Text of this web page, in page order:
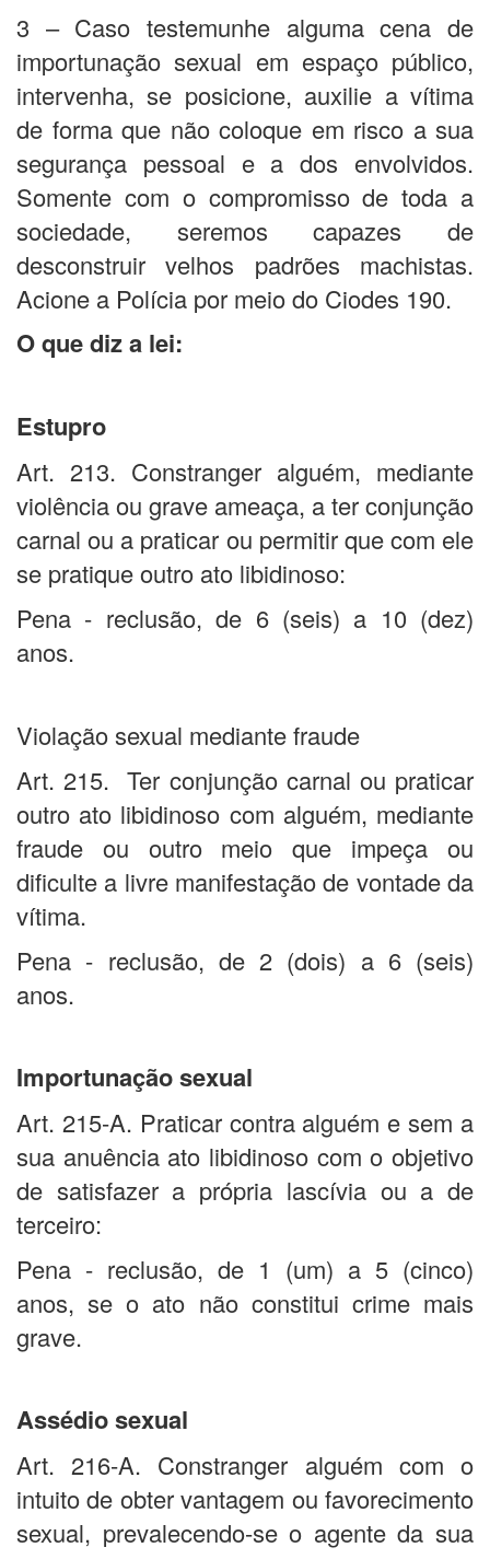
3 – Caso testemunhe alguma cena de
importunação sexual em espaço público,
intervenha, se posicione, auxilie a vítima
de forma que não coloque em risco a sua
segurança pessoal e a dos envolvidos.
Somente com o compromisso de toda a
sociedade, seremos capazes de
desconstruir velhos padrões machistas.
Acione a Polícia por meio do Ciodes 190.
O que diz a lei:
Estupro
Art. 213. Constranger alguém, mediante
violência ou grave ameaça, a ter conjunção
carnal ou a praticar ou permitir que com ele
se pratique outro ato libidinoso:
Pena - reclusão, de 6 (seis) a 10 (dez)
anos.
Violação sexual mediante fraude
Art. 215. Ter conjunção carnal ou praticar
outro ato libidinoso com alguém, mediante
fraude ou outro meio que impeça ou
dificulte a livre manifestação de vontade da
vítima.
Pena - reclusão, de 2 (dois) a 6 (seis)
anos.
Importunação sexual
Art. 215-A. Praticar contra alguém e sem a
sua anuência ato libidinoso com o objetivo
de satisfazer a própria lascívia ou a de
terceiro:
Pena - reclusão, de 1 (um) a 5 (cinco)
anos, se o ato não constitui crime mais
grave.
Assédio sexual
Art. 216-A. Constranger alguém com o
intuito de obter vantagem ou favorecimento
sexual, prevalecendo-se o agente da sua